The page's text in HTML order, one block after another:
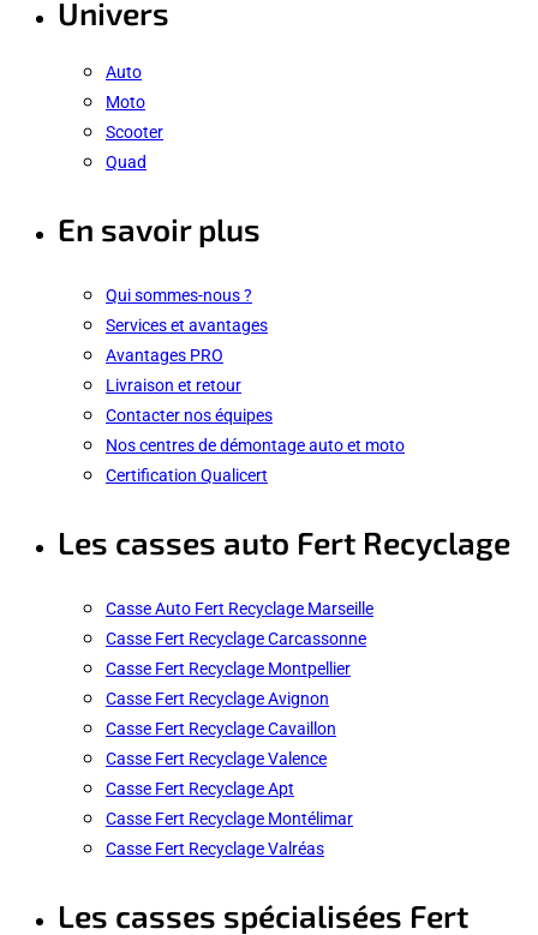
Univers
Auto
Moto
Scooter
Quad
En savoir plus
Qui sommes-nous ?
Services et avantages
Avantages PRO
Livraison et retour
Contacter nos équipes
Nos centres de démontage auto et moto
Certification Qualicert
Les casses auto Fert Recyclage
Casse Auto Fert Recyclage Marseille
Casse Fert Recyclage Carcassonne
Casse Fert Recyclage Montpellier
Casse Fert Recyclage Avignon
Casse Fert Recyclage Cavaillon
Casse Fert Recyclage Valence
Casse Fert Recyclage Apt
Casse Fert Recyclage Montélimar
Casse Fert Recyclage Valréas
Les casses spécialisées Fert